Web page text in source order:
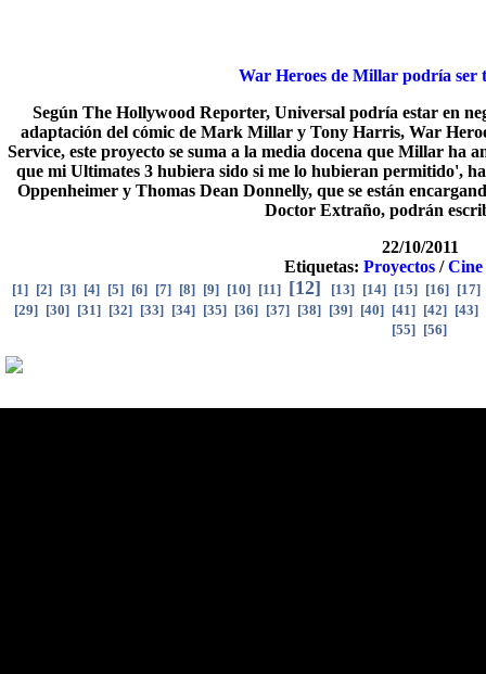
War Heroes de Millar podría ser
Según The Hollywood Reporter, Universal podría estar en
adaptación del cómic de Mark Millar y Tony Harris, War
Service, este proyecto se suma a la media docena que Millar ha
que mi Ultimates 3 hubiera sido si me lo hubieran permitido',
Oppenheimer y Thomas Dean Donnelly, que se están
Doctor Extraño, podrán
22/10/2011
Etiquetas: Proyectos /Cine
[1] [2] [3] [4] [5] [6] [7] [8] [9] [10] [11] [12] [13] [14] [15] [16] [17]
[29] [30] [31] [32] [33] [34] [35] [36] [37] [38] [39] [40] [41] [42] [43]
[55] [56]